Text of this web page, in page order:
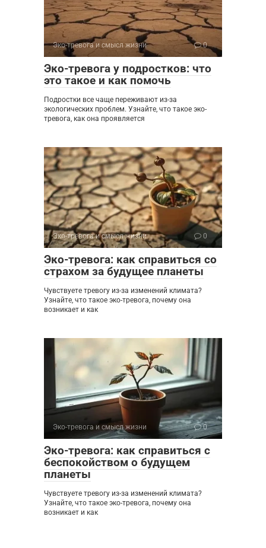
Эко-тревога и смысл жизни 0
Эко-тревога у подростков: что
это такое и как помочь
Подростки все чаще переживают из-за
экологических проблем. Узнайте, что такое эко-
тревога, как она проявляется
Эко-тревога и смысл жизни 0
Эко-тревога: как справиться со
страхом за будущее планеты
Чувствуете тревогу из-за изменений климата?
Узнайте, что такое эко-тревога, почему она
возникает и как
Эко-тревога и смысл жизни 0
Эко-тревога: как справиться с
беспокойством о будущем
планеты
Чувствуете тревогу из-за изменений климата?
Узнайте, что такое эко-тревога, почему она
возникает и как